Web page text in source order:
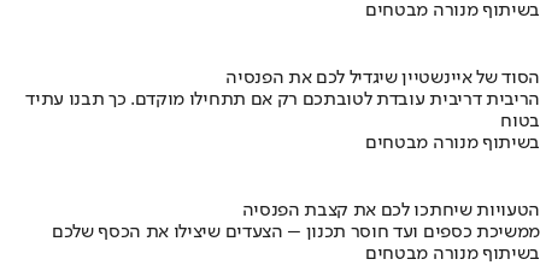
בשיתוף מנורה מבטחים
הסוד של איינשטיין שיגדיל לכם את הפנסיה
הריבית דריבית עובדת לטובתכם רק אם תתחילו מוקדם. כך תבנו עתיד
בטוח
בשיתוף מנורה מבטחים
הטעויות שיחתכו לכם את קצבת הפנסיה
ממשיכת כספים ועד חוסר תכנון – הצעדים שיצילו את הכסף שלכם
בשיתוף מנורה מבטחים